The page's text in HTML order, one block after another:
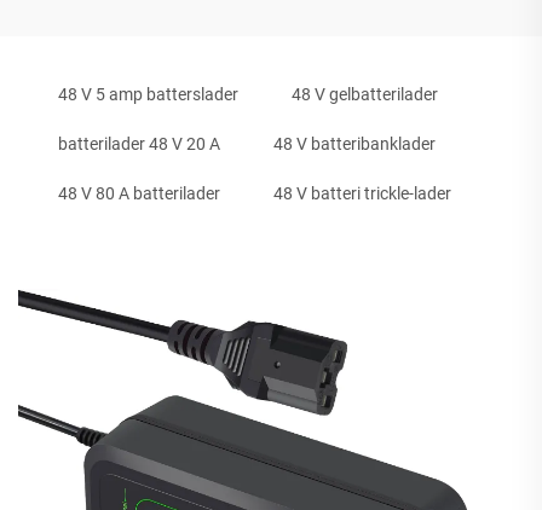
48 V 5 amp batterslader 48 V gelbatterilader
batterilader 48 V 20 A 48 V batteribanklader
48 V 80 A batterilader 48 V batteri trickle-lader